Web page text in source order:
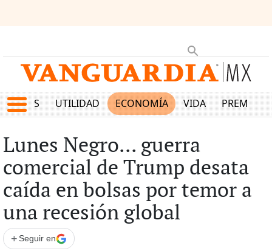
UTILIDAD ECONOMÍA VIDA PREMIUM
Lunes Negro... guerra
comercial de Trump desata
caída en bolsas por temor a
una recesión global
+ Seguir en